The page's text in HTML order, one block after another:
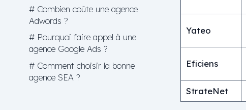
# Combien coûte une agence
Adwords ?
# Pourquoi faire appel à une
agence Google Ads ?
# Comment choisir la bonne
agence SEA ?
Yateo
Eficiens
StrateNet